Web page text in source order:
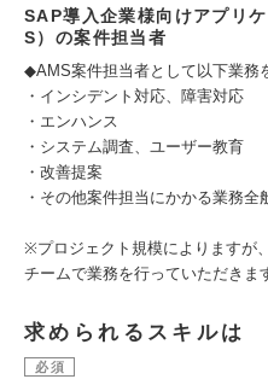
SAP導入企業様向けアプリ
S）の案件担当者
◆AMS案件担当者として以下業務
・インシデント対応、障害対応
・エンハンス
・システム調査、ユーザー教育
・改善提案
・その他案件担当にかかる業務全
※プロジェクト規模によりますが
チームで業務を行っていただきま
求められるスキルは
必須